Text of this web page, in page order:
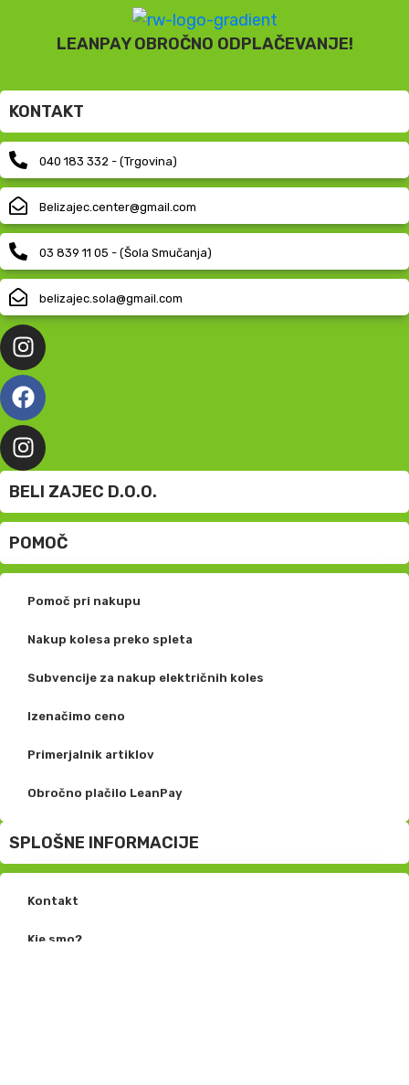
LEANPAY OBROČNO ODPLAČEVANJE!
KONTAKT
040 183 332 - (Trgovina)
Belizajec.center@gmail.com
03 839 11 05 - (Šola Smučanja)
belizajec.sola@gmail.com
BELI ZAJEC D.O.O.
POMOČ
Pomoč pri nakupu
Nakup kolesa preko spleta
Subvencije za nakup električnih koles
Izenačimo ceno
Primerjalnik artiklov
Obročno plačilo LeanPay
SPLOŠNE INFORMACIJE
Kontakt
Kje smo?